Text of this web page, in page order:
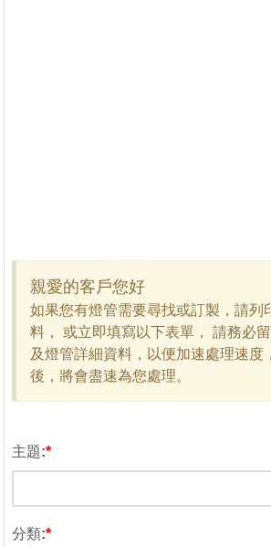
親愛的客戶您好
如果您有燈管需要尋找或訂製，請列
料， 或立即填寫以下表單， 請務必
及燈管詳細資料，以便加速處理速度
後，將會盡速為您處理。
主題:*
分類:*